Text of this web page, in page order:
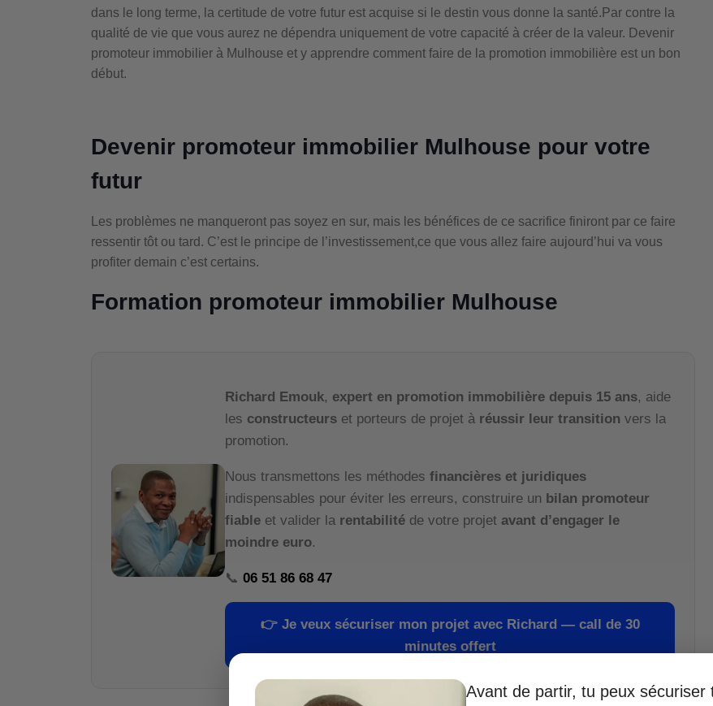
dans le long terme, la certitude de votre futur est acquise si le destin vous donne la santé.Par contre la
qualité de vie que vous aurez ne dépendra uniquement de votre capacité à créer de la valeur. Devenir
promoteur immobilier à Mulhouse et y apprendre comment faire de la promotion immobilière est un bon
début.
Devenir promoteur immobilier Mulhouse pour votre
futur
Les problèmes ne manqueront pas soyez en sur, mais les bénéfices de ce sacrifice finiront par ce faire
ressentir tôt ou tard. C’est le principe de l’investissement,ce que vous allez faire aujourd’hui va vous
profiter demain c’est certains.
Formation promoteur immobilier Mulhouse
Richard Emouk, expert en promotion immobilière depuis 15 ans, aide
les constructeurs et porteurs de projet à réussir leur transition vers la
promotion.
Nous transmettons les méthodes financières et juridiques
indispensables pour éviter les erreurs, construire un bilan promoteur
fiable et valider la rentabilité de votre projet avant d’engager le
moindre euro.
📞 06 51 86 68 47
👉 Je veux sécuriser mon projet avec Richard — call de 30
minutes offert
Avant de partir, tu peux sécuriser